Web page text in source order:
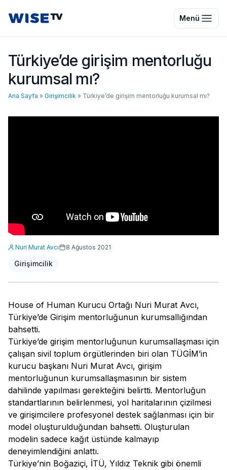
Wise TV Menü
Türkiye’de girişim mentorluğu
kurumsal mı?
Ana Sayfa » Girişimcilik » Türkiye’de girişim mentorluğu kurumsal mı?
Nuri Murat Avcı 8 Ağustos 2021
Girişimcilik
House of Human Kurucu Ortağı Nuri Murat Avcı,
Türkiye’de Girişim mentorluğunun kurumsallığından
bahsetti.
Türkiye’de girişim mentorluğunun kurumsallaşması için
çalışan sivil toplum örgütlerinden biri olan TÜGİM’in
kurucu başkanı Nuri Murat Avcı, girişim
mentorluğunun kurumsallaşmasının bir sistem
dahilinde yapılması gerekteğini belirtti. Mentorluğun
standartlarının belirlenmesi, yol haritalarının çizilmesi
ve girişimcilere profesyonel destek sağlanması için bir
model oluşturulduğundan bahsetti. Oluşturulan
modelin sadece kağıt üstünde kalmayıp
deneyimlendiğini anlattı.
Türkiye’nin Boğaziçi, İTÜ, Yıldız Teknik gibi önemli